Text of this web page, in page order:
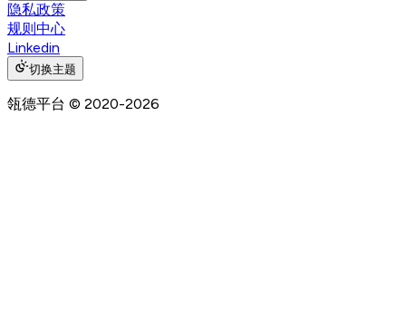
隐私政策
规则中心
Linkedin
切换主题
瓴德平台 © 2020-2026